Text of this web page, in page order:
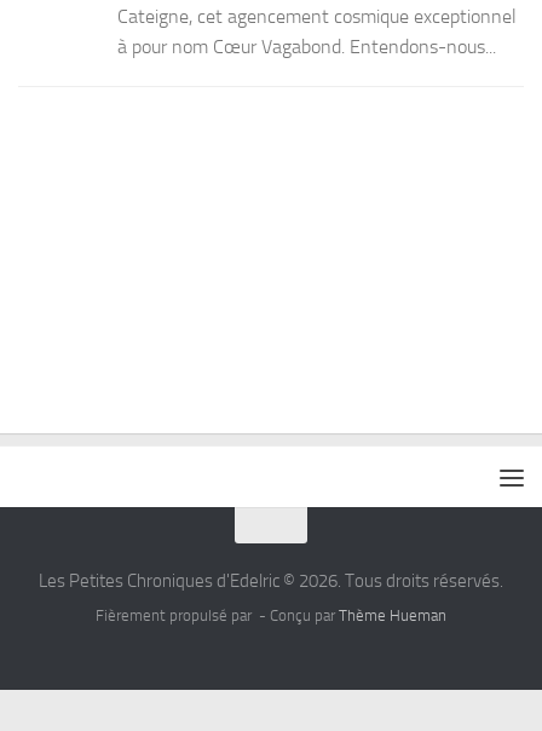
Cateigne, cet agencement cosmique exceptionnel
à pour nom Cœur Vagabond. Entendons-nous...
Les Petites Chroniques d'Edelric © 2026. Tous droits réservés.
Fièrement propulsé par - Conçu par Thème Hueman